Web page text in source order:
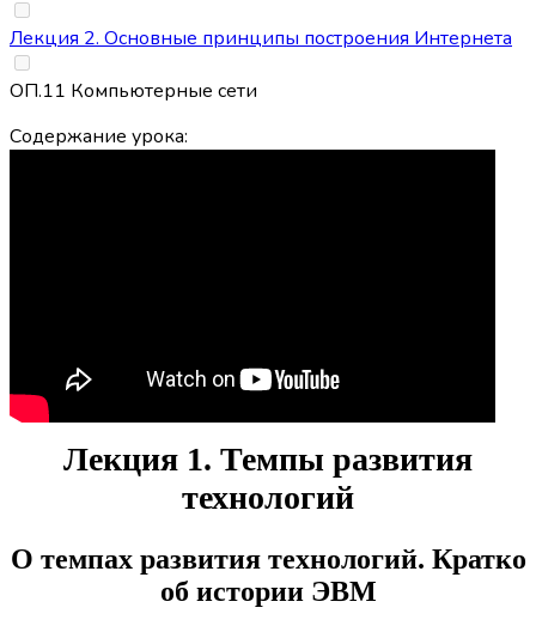
Лекция 2. Основные принципы построения Интернета
ОП.11 Компьютерные сети
Содержание урока:
Лекция 1. Темпы развития
технологий
О темпах развития технологий. Кратко
об истории ЭВМ